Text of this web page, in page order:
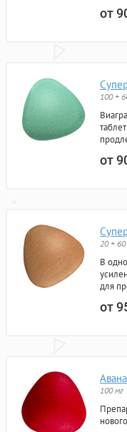
от
100 +
от
20 +
В
для
от
100 мг